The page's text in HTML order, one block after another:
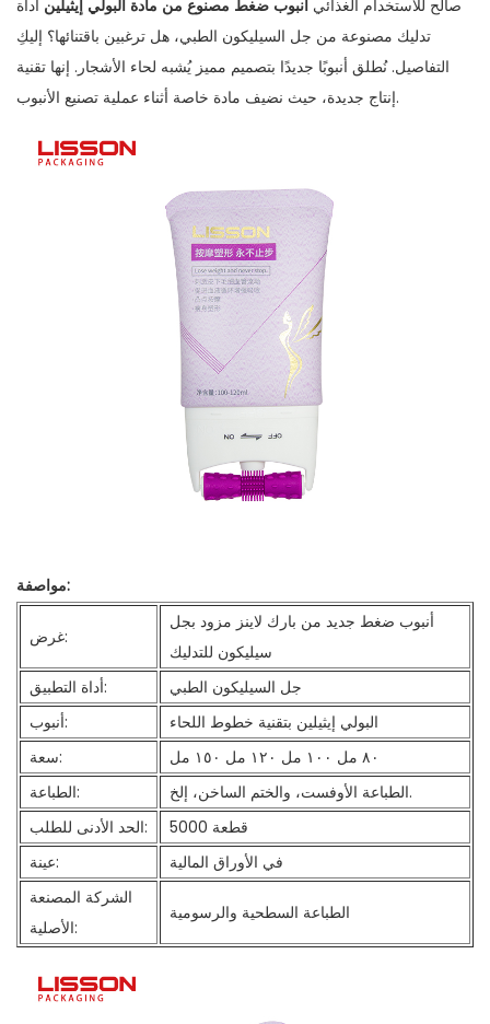
صالح للاستخدام الغذائي أنبوب ضغط مصنوع من مادة البولي إيثيلين أداة
تدليك مصنوعة من جل السيليكون الطبي، هل ترغبين باقتنائها؟ إليكِ
التفاصيل. نُطلق أنبوبًا جديدًا بتصميم مميز يُشبه لحاء الأشجار. إنها تقنية
إنتاج جديدة، حيث نضيف مادة خاصة أثناء عملية تصنيع الأنبوب.
مواصفة:
غرض:
أنبوب ضغط جديد من بارك لاينز مزود بجل
سيليكون للتدليك
أداة التطبيق:
جل السيليكون الطبي
أنبوب:
البولي إيثيلين بتقنية خطوط اللحاء
سعة:
٨٠ مل ١٠٠ مل ١٢٠ مل ١٥٠ مل
الطباعة:
الطباعة الأوفست، والختم الساخن، إلخ.
الحد الأدنى للطلب:
5000 قطعة
عينة:
في الأوراق المالية
الشركة المصنعة
الأصلية:
الطباعة السطحية والرسومية